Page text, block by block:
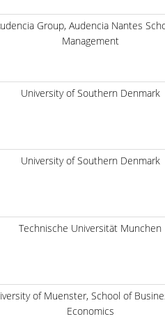
ΣΥΝΕΔΡΙΑ ΚΑΙ ΣΕΜΙΝΑΡΙΑ
Group, Audencia Nantes
Management
University of Southern Denmark
University of Southern Denmark
Technische Universität Munchen
of Muenster, School of
Economics